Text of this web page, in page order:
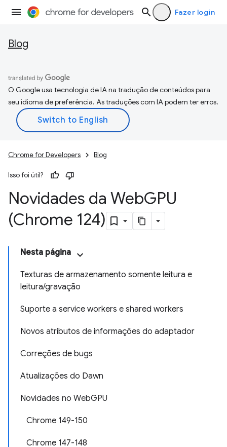
Fazer login
Blog
O Google usa tecnologia de IA na tradução de conteúdos para
seu idioma de preferência. As traduções com IA podem ter erros.
Chrome for Developers Blog
Isso foi útil?
Novidades da WebGPU
(Chrome 124)
Nesta página
Texturas de armazenamento somente leitura e
leitura/gravação
Suporte a service workers e shared workers
Novos atributos de informações do adaptador
Correções de bugs
Atualizações do Dawn
Novidades no WebGPU
Chrome 149-150
Chrome 147-148